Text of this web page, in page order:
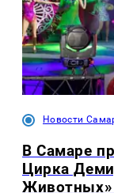
Новости
В Самаре
Цирка